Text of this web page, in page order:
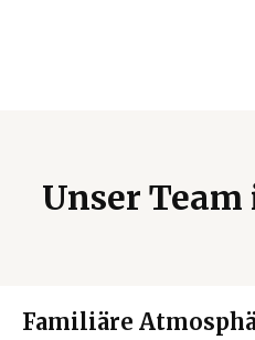
Unser
Familiäre